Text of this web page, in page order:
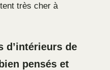
très cher à
d’intérieurs de
pensés et